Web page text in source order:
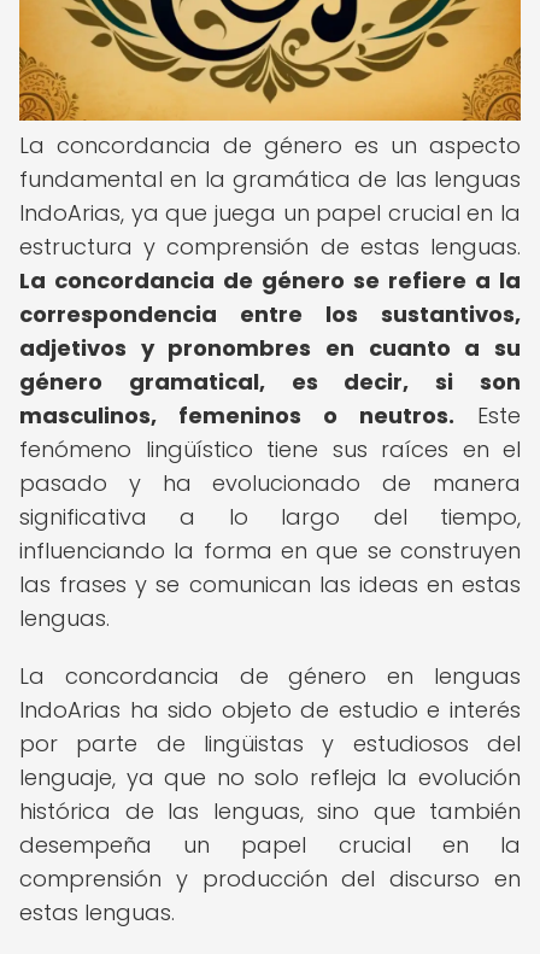
La concordancia de género es un aspecto
fundamental en la gramática de las lenguas
IndoArias, ya que juega un papel crucial en la
estructura y comprensión de estas lenguas.
La concordancia de género se refiere a la
correspondencia entre los sustantivos,
adjetivos y pronombres en cuanto a su
género gramatical, es decir, si son
masculinos, femeninos o neutros. Este
fenómeno lingüístico tiene sus raíces en el
pasado y ha evolucionado de manera
significativa a lo largo del tiempo,
influenciando la forma en que se construyen
las frases y se comunican las ideas en estas
lenguas.
La concordancia de género en lenguas
IndoArias ha sido objeto de estudio e interés
por parte de lingüistas y estudiosos del
lenguaje, ya que no solo refleja la evolución
histórica de las lenguas, sino que también
desempeña un papel crucial en la
comprensión y producción del discurso en
estas lenguas.